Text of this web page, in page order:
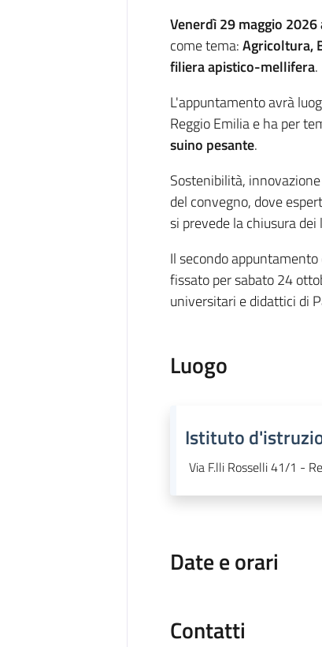
Venerdì 29 maggio
come tema:Agricoltura,
filiera apistico-mellifera.
L'appuntamento avrà
Reggio Emilia e ha per
suino pesante.
Sostenibilità,
del convegno, dove
si prevede la chiusura dei
Il secondo
fissato per sabato 24
universitari e didattici di
Luogo
Istituto
Via F.lli Rosselli 41/1 -
Date e orari
Contatti